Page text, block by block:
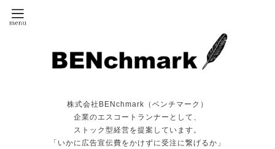
株式会社BENchmark（ベンチマーク）
企業のエスコートランナーとして、
ストック型経営を提案しています。
「いかに広告宣伝費をかけずに受注に繋げるか」